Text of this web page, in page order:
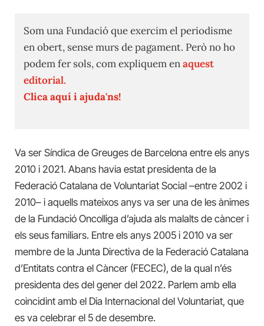
Som una Fundació que exercim el periodisme
en obert, sense murs de pagament. Però no ho
podem fer sols, com expliquem enaquest
editorial.
Clica aquí i ajuda'ns!
Va ser Síndica de Greuges de Barcelona entre els anys
2010 i 2021. Abans havia estat presidenta de la
Federació Catalana de Voluntariat Social –entre 2002 i
2010– i aquells mateixos anys va ser una de les ànimes
de la Fundació Oncolliga d’ajuda als malalts de càncer i
els seus familiars. Entre els anys 2005 i 2010 va ser
membre de la Junta Directiva de la Federació Catalana
d’Entitats contra el Càncer (FECEC), de la qual n’és
presidenta des del gener del 2022. Parlem amb ella
coincidint amb el Dia Internacional del Voluntariat, que
es va celebrar el 5 de desembre.